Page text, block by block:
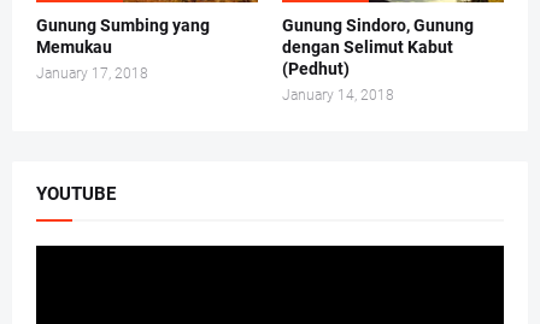
Gunung Sumbing yang
Memukau
January 17, 2018
Gunung Sindoro, Gunung
dengan Selimut Kabut
(Pedhut)
January 14, 2018
YOUTUBE